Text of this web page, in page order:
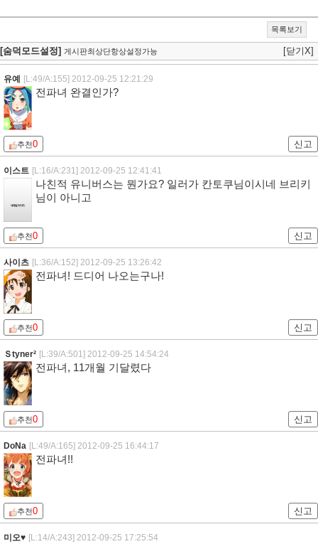
목록보기
[숨덕모드설정] 게시판최상단항상설정가능 [닫기X]
유예 [L:49/A:155] 2012-09-25 12:21:29
전파녀 완결인가?
추천0 신고
이스트 [L:16/A:231] 2012-09-25 12:41:41
나친적 유니버스는 뭔가요? 일러가 칸토쿠님이시네 브리키
님이 아니고
추천0 신고
사이츠 [L:36/A:152] 2012-09-25 13:26:42
전파녀! 드디어 나오는구나!
추천0 신고
Ｓtyner² [L:39/A:501] 2012-09-25 14:54:24
전파녀, 11개월 기달렸다
추천0 신고
DoNa [L:49/A:165] 2012-09-25 16:44:17
전파녀!!
추천0 신고
미오♥ [L:14/A:243] 2012-09-25 17:25:54